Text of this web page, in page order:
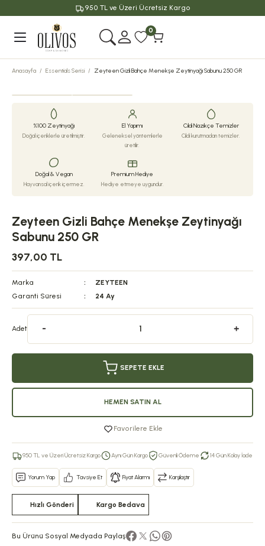
950 TL ve Üzeri Ücretsiz Kargo
Geri Dön
0
Anasayfa Essentials Serisi Zeyteen Gizli Bahçe Menekşe Zeytinyağı Sabunu 250 GR
%100 Zeytinyağı
Doğal içeriklerle üretilmiştir.
El Yapımı
Geleneksel yöntemlerle
üretilir.
Cildi Nazikçe Temizler
Cildi kurutmadan temizler.
Doğal & Vegan
Hayvansal içerik içermez.
Premium Hediye
Hediye etmeye uygundur.
Zeyteen Gizli Bahçe Menekşe Zeytinyağı
Sabunu 250 GR
397,00 TL
Marka
ZEYTEEN
Garanti Süresi
24 Ay
Adet
SEPETE EKLE
HEMEN SATIN AL
Favorilere Ekle
950 TL ve Üzeri Ücretsiz Kargo Aynı Gün Kargo Güvenli Ödeme 14 Gün Kolay İade
Yorum Yap Tavsiye Et Fiyat Alarmı Karşılaştır
Hızlı Gönderi Kargo Bedava
Bu Ürünü Sosyal Medyada Paylaş